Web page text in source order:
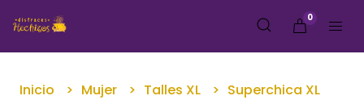
0
Inicio Mujer Talles XL Superchica XL